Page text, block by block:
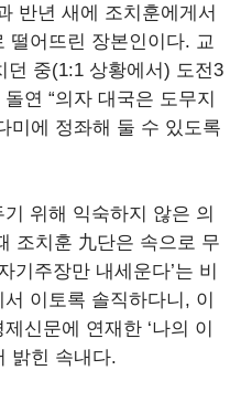
반년 새에 조치훈에게서
떨어뜨린 장본인이다. 교
던 중(1:1 상황에서) 도전3
연 “의자 대국은 도무지
미에 정좌해 둘 수 있도록
위해 익숙하지 않은 의
조치훈 九단은 속으로 무
기주장만 내세운다’는 비
이토록 솔직하다니, 이
신문에 연재한 ‘나의 이
밝힌 속내다.